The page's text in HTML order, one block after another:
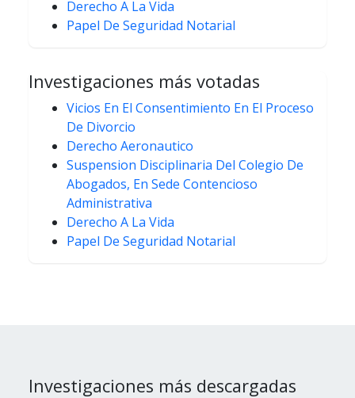
Derecho A La Vida
Papel De Seguridad Notarial
Investigaciones más votadas
Vicios En El Consentimiento En El Proceso
De Divorcio
Derecho Aeronautico
Suspension Disciplinaria Del Colegio De
Abogados, En Sede Contencioso
Administrativa
Derecho A La Vida
Papel De Seguridad Notarial
Investigaciones más descargadas